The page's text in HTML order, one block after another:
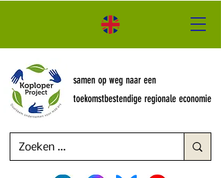
samen op weg naar een
toekomstbestendige regionale economie